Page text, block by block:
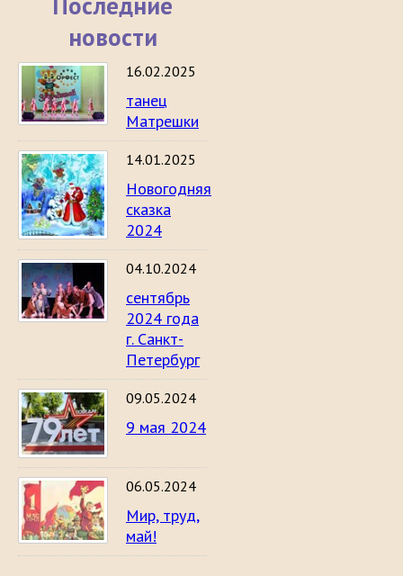
новости
16.02.2025
танец
Матрешки
14.01.2025
Новогодняя
сказка
2024
04.10.2024
сентябрь
2024 года
г. Санкт-
Петербург
09.05.2024
9 мая 2024
06.05.2024
Мир, труд,
май!